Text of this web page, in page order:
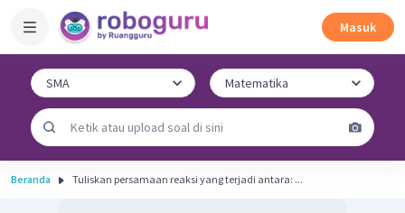
Masuk
Beranda Tuliskan persamaan reaksi yang terjadi antara: ...